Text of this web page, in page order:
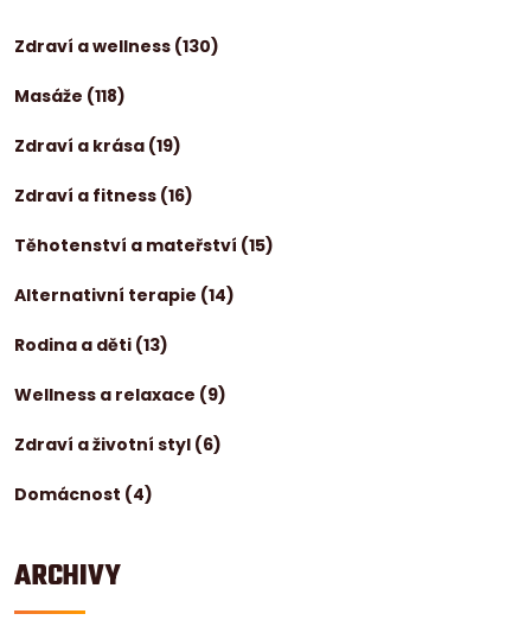
Zdraví a wellness (130)
Masáže (118)
Zdraví a krása (19)
Zdraví a fitness (16)
Těhotenství a mateřství (15)
Alternativní terapie (14)
Rodina a děti (13)
Wellness a relaxace (9)
Zdraví a životní styl (6)
Domácnost (4)
ARCHIVY